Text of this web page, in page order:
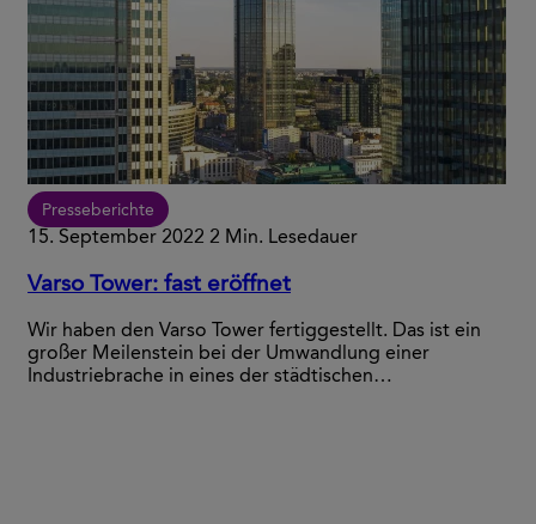
Presseberichte
15. September 2022 2 Min. Lesedauer
Varso Tower: fast eröffnet
Wir haben den Varso Tower fertiggestellt. Das ist ein
großer Meilenstein bei der Umwandlung einer
Industriebrache in eines der städtischen…